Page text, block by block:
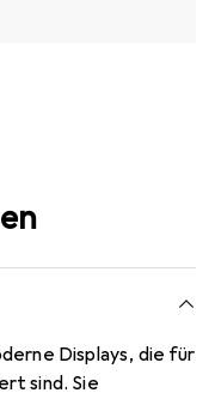
Displays, die für
sind. Sie